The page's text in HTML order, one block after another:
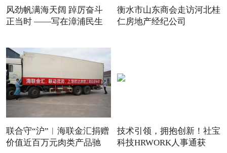
风劲帆满海天阔 踔厉奋斗
正当时 ——写在漳浦民生
衡水市山东商会走访河北桂
仁房地产经纪公司
联合守“沪”︱海联金汇捐赠
价值近百万元肉类产品驰
技术引领，拥抱创新！社宝
科技HRWORK人事通获